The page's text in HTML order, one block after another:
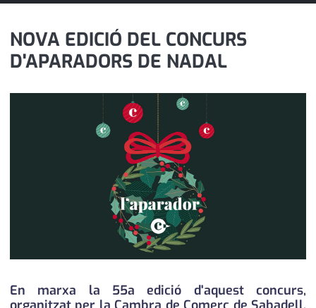
empresa
esports
medi ambient
opinió
política
promo serveis
salut
contacte
telèfons
calendari
NOVA EDICIÓ DEL CONCURS
D'APARADORS DE NADAL
En marxa la 55a edició d'aquest concurs,